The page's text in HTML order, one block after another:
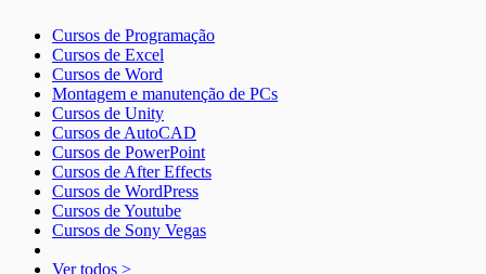
Cursos de Programação
Cursos de Excel
Cursos de Word
Montagem e manutenção de PCs
Cursos de Unity
Cursos de AutoCAD
Cursos de PowerPoint
Cursos de After Effects
Cursos de WordPress
Cursos de Youtube
Cursos de Sony Vegas
Ver todos >